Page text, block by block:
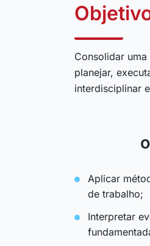
Consolidar
planejar,
interdisciplinar
Aplicar
de trabalho;
Interpretar